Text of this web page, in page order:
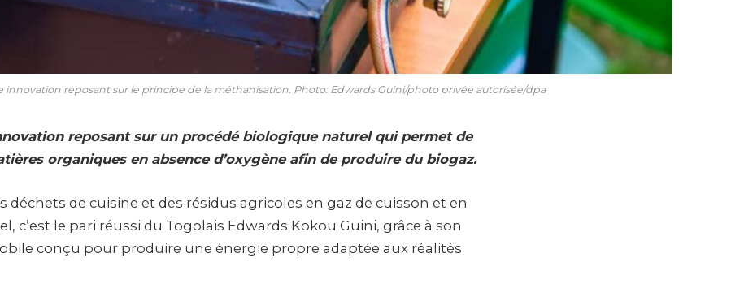
innovation reposant sur le principe de la méthanisation. Photo: Edwards Guini/photo privée autorisée/dpa
reposant sur un procédé biologique naturel qui permet de
organiques en absence d’oxygène afin de produire du biogaz.
déchets de cuisine et des résidus agricoles en gaz de cuisson et en
c’est le pari réussi du Togolais Edwards Kokou Guini, grâce à son
conçu pour produire une énergie propre adaptée aux réalités